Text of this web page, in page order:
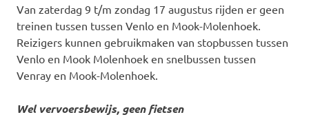
Van zaterdag 9 t/m zondag 17 augustus rijden er geen
treinen tussen tussen Venlo en Mook-Molenhoek.
Reizigers kunnen gebruikmaken van stopbussen tussen
Venlo en Mook Molenhoek en snelbussen tussen
Venray en Mook-Molenhoek.
Wel vervoersbewijs, geen fietsen